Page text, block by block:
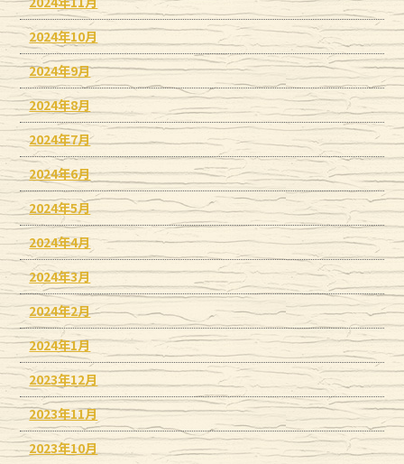
2024年10月
2024年9月
2024年8月
2024年7月
2024年6月
2024年5月
2024年4月
2024年3月
2024年2月
2024年1月
2023年12月
2023年11月
2023年10月